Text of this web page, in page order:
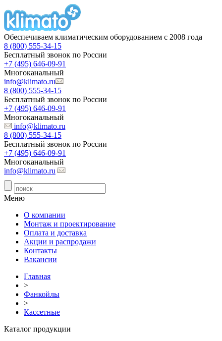
Обеспечиваем климатическим оборудованием с 2008 года
8 (800) 555-34-15
Бесплатный звонок по России
+7 (495) 646-09-91
Многоканальный
info@klimato.ru
8 (800) 555-34-15
Бесплатный звонок по России
+7 (495) 646-09-91
Многоканальный
info@klimato.ru
8 (800) 555-34-15
Бесплатный звонок по России
+7 (495) 646-09-91
Многоканальный
info@klimato.ru
Меню
О компании
Монтаж и проектирование
Оплата и доставка
Акции и распродажи
Контакты
Вакансии
Главная
>
Фанкойлы
>
Кассетные
Каталог продукции